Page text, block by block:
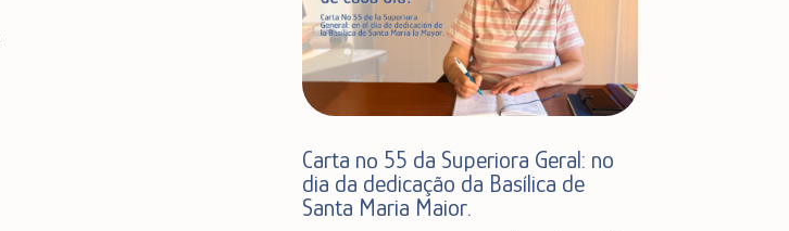
Carta nº 55 da Superiora Geral: no
dia da dedicação da Basílica de
Santa Maria Maior.